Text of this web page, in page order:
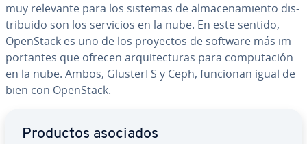
muy relevante para los sistemas de al­ma­ce­na­mie­n­to di­s­
tri­bui­do son los servicios en la nube. En este sentido,
OpenStack es uno de los proyectos de software más im­
po­r­ta­n­tes que ofrecen ar­qui­te­c­tu­ras para co­mpu­tación
en la nube. Ambos, GlusterFS y Ceph, funcionan igual de
bien con OpenStack.
Productos asociados